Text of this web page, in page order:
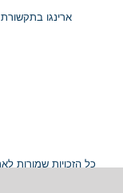
ארינגו בתקשורת